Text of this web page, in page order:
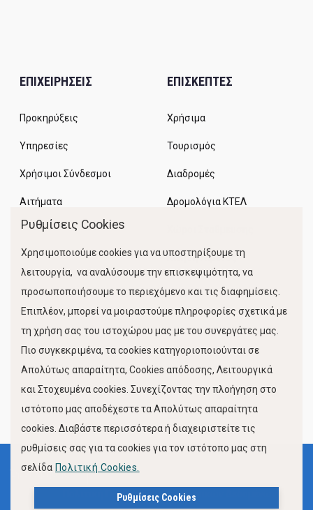
ΕΠΙΧΕΙΡΗΣΕΙΣ
Προκηρύξεις
Υπηρεσίες
Χρήσιμοι Σύνδεσμοι
Αιτήματα
ΕΠΙΣΚΕΠΤΕΣ
Χρήσιμα
Τουρισμός
Διαδρομές
Δρομολόγια ΚΤΕΛ
Κίνηση Λιμένος
FOLLOW US
Όροι Χρήσης
Πολιτική Προστασίας Προσωπικών Δεδομένων
Ρυθμίσεις Cookies
Χρησιμοποιούμε cookies για να υποστηρίξουμε τη
λειτουργία, να αναλύσουμε την επισκεψιμότητα, να
προσωποποιήσουμε το περιεχόμενο και τις διαφημίσεις.
Επιπλέον, μπορεί να μοιραστούμε πληροφορίες σχετικά με
τη χρήση σας του ιστοχώρου μας με του συνεργάτες μας.
Πιο συγκεκριμένα, τα cookies κατηγοριοποιούνται σε
Απολύτως απαραίτητα, Cookies απόδοσης, Λειτουργικά
και Στοχευμένα cookies. Συνεχίζοντας την πλοήγηση στο
ιστότοπο μας αποδέχεστε τα Απολύτως απαραίτητα
cookies. Διαβάστε περισσότερα ή διαχειριστείτε τις
ρυθμίσεις σας για τα cookies για τον ιστότοπο μας στη
σελίδα Πολιτική Cookies.
Ρυθμίσεις Cookies